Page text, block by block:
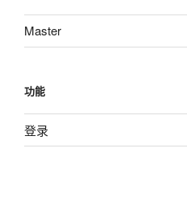
Master
功能
登录